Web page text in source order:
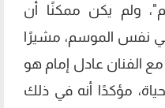
ولم يكن ممكنًا أن
نفس الموسم، مشيرًا
الفنان عادل إمام هو
مؤكدًا أنه في ذلك